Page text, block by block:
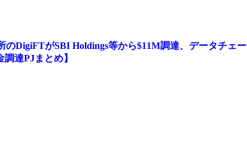
のDigiFTがSBI Holdings等から$11M調達、データチェー
達PJまとめ】